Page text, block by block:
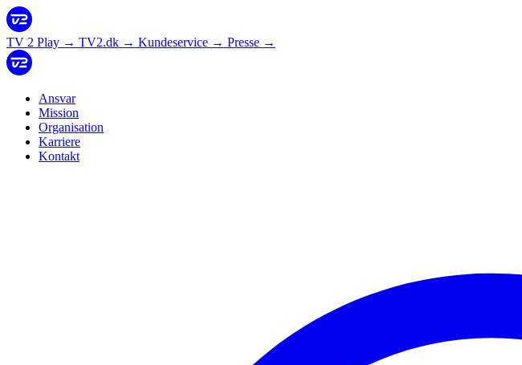
TV 2 Play → TV2.dk → Kundeservice → Presse →
Ansvar
Mission
Organisation
Karriere
Kontakt